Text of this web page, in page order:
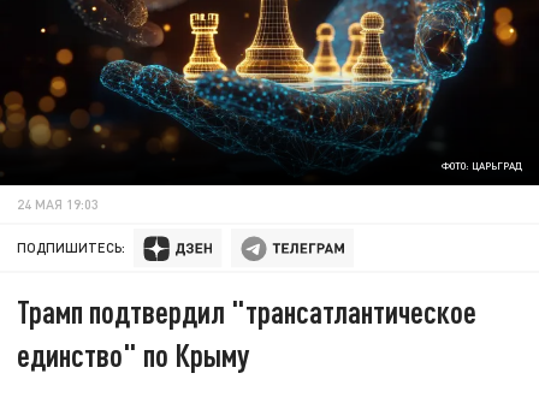
ФОТО: ЦАРЬГРАД
24 МАЯ 19:03
ПОДПИШИТЕСЬ:
Трамп подтвердил "трансатлантическое
единство" по Крыму